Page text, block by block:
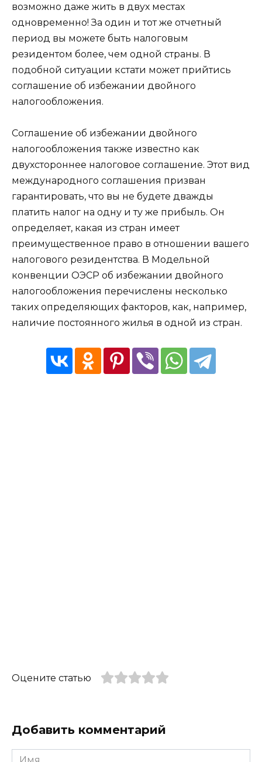
возможно даже жить в двух местах
одновременно! За один и тот же отчетный
период вы можете быть налоговым
резидентом более, чем одной страны. В
подобной ситуации кстати может прийтись
соглашение об избежании двойного
налогообложения.
Соглашение об избежании двойного
налогообложения также известно как
двухстороннее налоговое соглашение. Этот вид
международного соглашения призван
гарантировать, что вы не будете дважды
платить налог на одну и ту же прибыль. Он
определяет, какая из стран имеет
преимущественное право в отношении вашего
налогового резидентства. В Модельной
конвенции ОЭСР об избежании двойного
налогообложения перечислены несколько
таких определяющих факторов, как, например,
наличие постоянного жилья в одной из стран.
Оцените статью
Добавить комментарий
Имя